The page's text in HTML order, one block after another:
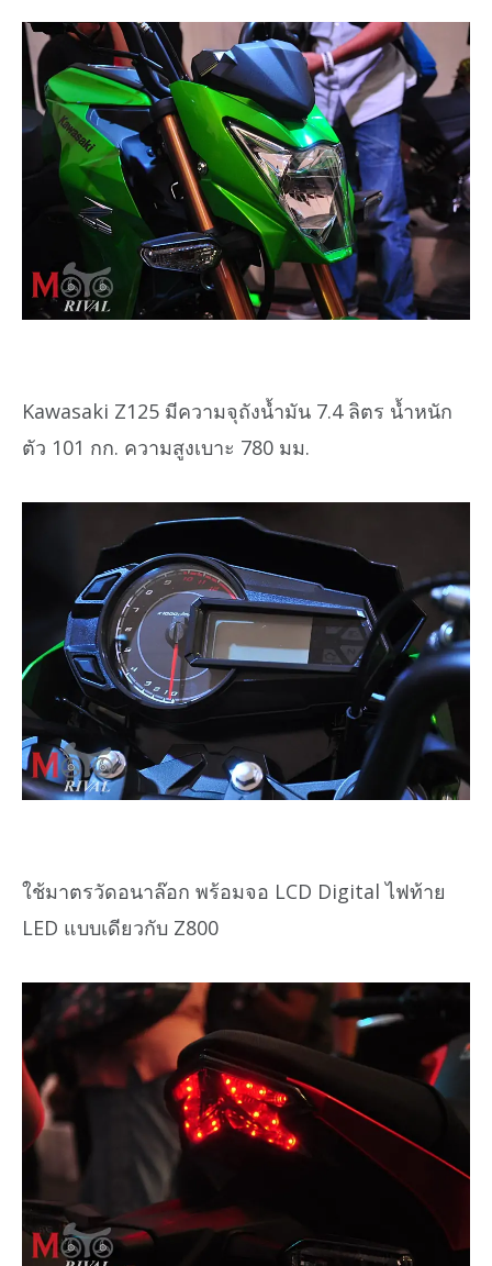
Kawasaki Z125 มีความจุถังน้ำมัน 7.4 ลิตร น้ำหนัก
ตัว 101 กก. ความสูงเบาะ 780 มม.
ใช้มาตรวัดอนาล๊อก พร้อมจอ LCD Digital ไฟท้าย
LED แบบเดียวกับ Z800